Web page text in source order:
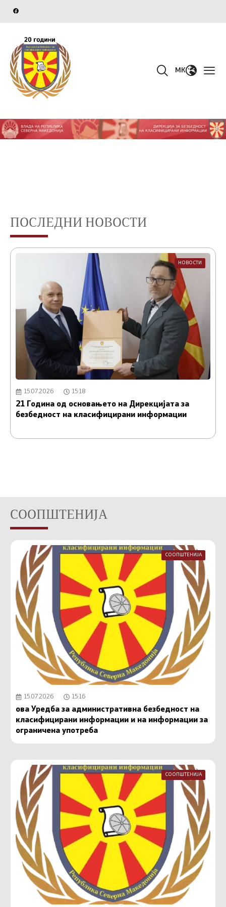
MK
ПОСЛЕДНИ НОВОСТИ
НОВОСТИ
15.07.2026 15:18
21 Година од основањето на Дирекцијата за
безбедност на класифицирани информации
СООПШТЕНИЈА
СООПШТЕНИЈА
15.07.2026 15:16
ова Уредба за административна безбедност на
класифицирани информации и на информации за
ограничена употреба
СООПШТЕНИЈА